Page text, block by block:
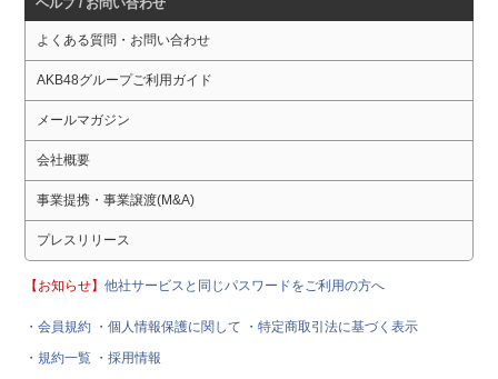
ヘルプ / お問い合わせ
よくある質問・お問い合わせ
AKB48グループご利用ガイド
メールマガジン
会社概要
事業提携・事業譲渡(M&A)
プレスリリース
【お知らせ】他社サービスと同じパスワードをご利用の方へ
・会員規約 ・個人情報保護に関して
・特定商取引法に基づく表示
・規約一覧 ・採用情報